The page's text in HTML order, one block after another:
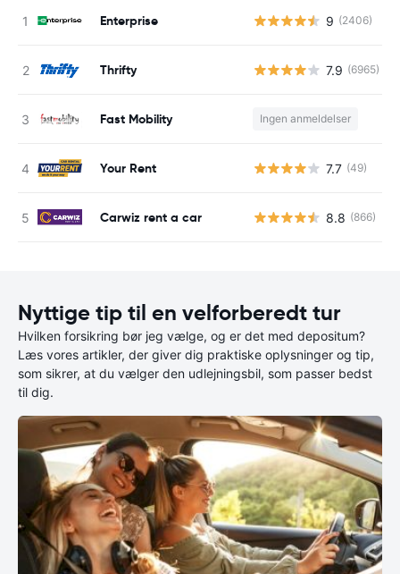
Enterprise 9 (2406)
Thrifty 7.9 (6965)
Fast Mobility Ingen anmeldelser
Your Rent 7.7 (49)
Carwiz rent a car 8.8 (866)
Nyttige tip til en velforberedt tur
Hvilken forsikring bør jeg vælge, og er det med depositum?
Læs vores artikler, der giver dig praktiske oplysninger og tip,
som sikrer, at du vælger den udlejningsbil, som passer bedst
til dig.